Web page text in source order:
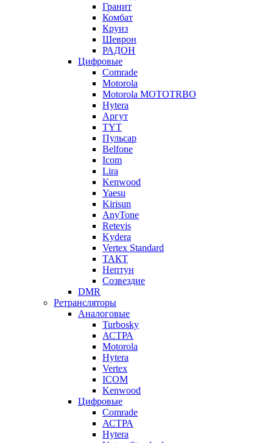
Гранит
Комбат
Круиз
Шеврон
РАДОН
Цифровые
Comrade
Motorola
Motorola MOTOTRBO
Hytera
Аргут
TYT
Пульсар
Belfone
Icom
Lira
Kenwood
Yaesu
Kirisun
AnyTone
Retevis
Kydera
Vertex Standard
ТАКТ
Нептун
Созвездие
DMR
Ретрансляторы
Аналоговые
Turbosky
АСТРА
Motorola
Hytera
Vertex
ICOM
Kenwood
Цифровые
Comrade
АСТРА
Hytera